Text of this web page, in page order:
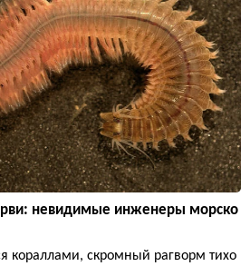
невидимые инженеры морско
кораллами, скромный рагворм тихо